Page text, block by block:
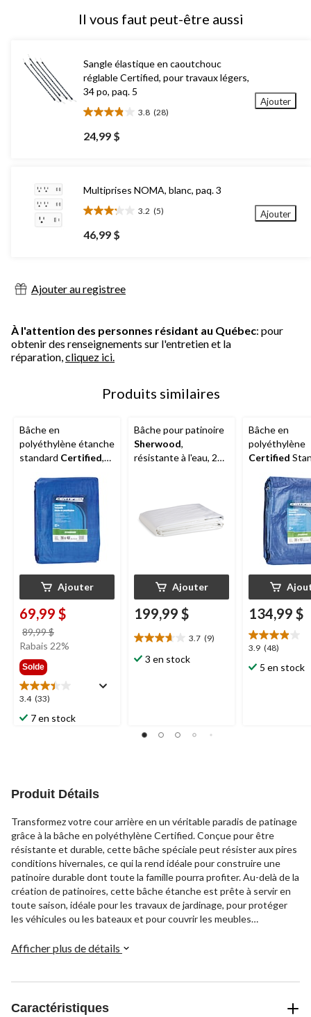
Il vous faut peut-être aussi
Sangle élastique en caoutchouc
réglable Certified, pour travaux légers,
34 po, paq. 5
3.8 (28)
3.8
étoile(s)
sur
évaluations
24,99 $
Ajouter
Multiprises NOMA, blanc, paq. 3
3.2 (5)
3.2
étoile(s)
sur
évaluations
46,99 $
Ajouter
Ajouter au registree
À l'attention des personnes résidant au Québec: pour
obtenir des renseignements sur l'entretien et la
réparation,cliquez ici.
Produits similaires
Bâche en
polyéthylène étanche
standard Certified,
Ajouter
69,99 $
89,99 $
était
Rabais 22%
Solde
3.4 (33)
3.4
étoile(s)
sur
7 en stock
Bâche pour patinoire
Sherwood,
résistante à l'eau, 20
Ajouter
199,99 $
3.7 (9)
3.7
étoile(s)
3 en stock
Bâche en
polyéthylène
Certified
134,99 $
3.9 (48)
3.9
étoile(s)
sur
5 en stock
Produit Détails
Transformez votre cour arrière en un véritable paradis de patinage
grâce à la bâche en polyéthylène Certified. Conçue pour être
résistante et durable, cette bâche spéciale peut résister aux pires
conditions hivernales, ce qui la rend idéale pour construire une
patinoire durable dont toute la famille pourra profiter. Au-delà de la
création de patinoires, cette bâche étanche est prête à servir en
toute saison, idéale pour les travaux de jardinage, pour protéger
les véhicules ou les bateaux et pour couvrir les meubles
extérieurs toute l'année.
Afficher plus de détails
Caractéristiques